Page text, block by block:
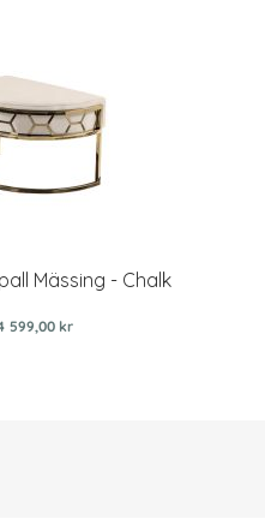
Mässing - Chalk
599,00 kr